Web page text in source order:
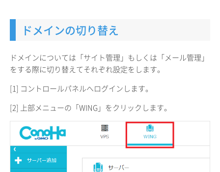
ドメインの切り替え
ドメインについては「サイト管理」もしくは「メール管理」
をする際に切り替えてそれぞれ設定をします。
[1] コントロールパネルへログインします。
[2] 上部メニューの「WING」をクリックします。